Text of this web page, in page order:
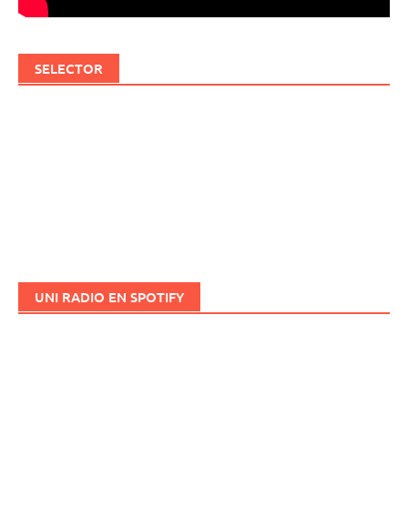
SELECTOR
UNI RADIO EN SPOTIFY